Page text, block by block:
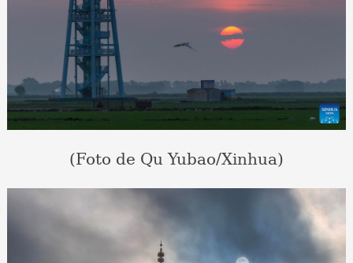
(Foto de Qu Yubao/Xinhua)